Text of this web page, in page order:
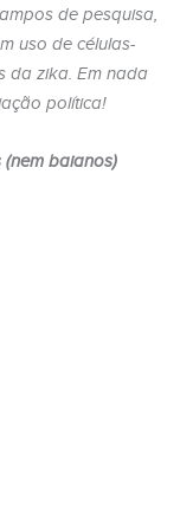
de pesquisa,
uso de células-
da zika. Em nada
política!
(nem baianos)